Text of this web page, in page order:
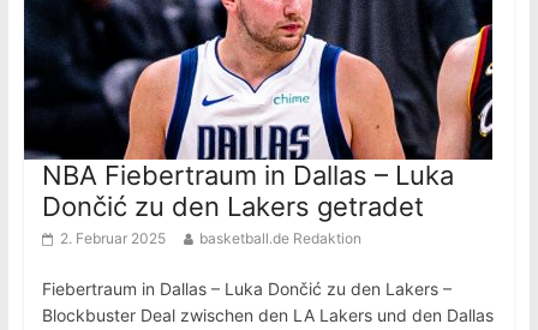
NBA Fiebertraum in Dallas – Luka
Dončić zu den Lakers getradet
2. Februar 2025 basketball.de Redaktion
Fiebertraum in Dallas – Luka Dončić zu den Lakers –
Blockbuster Deal zwischen den LA Lakers und den Dallas